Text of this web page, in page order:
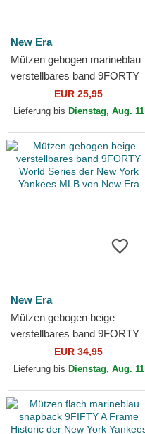
New Era
Mützen gebogen marineblau
verstellbares band 9FORTY
Outline der New York
Yankees MLB von New Era
EUR 25,95
Lieferung bis Dienstag, Aug. 11
New Era
Mützen gebogen beige
verstellbares band 9FORTY
World Series der New York
Yankees MLB von New Era
EUR 34,95
Lieferung bis Dienstag, Aug. 11